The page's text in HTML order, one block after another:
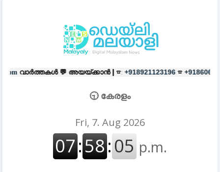
അയയ്ക്കാൻ | ☎: +918921123196 ☎ +918606657037
🕤 കേരളം